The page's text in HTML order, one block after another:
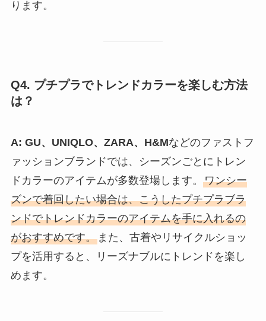
ります。
Q4. プチプラでトレンドカラーを楽しむ方法
は？
A: GU、UNIQLO、ZARA、H&Mなどのファストフ
ァッションブランドでは、シーズンごとにトレン
ドカラーのアイテムが多数登場します。 ワンシー
ズンで着回したい場合は、こうしたプチプラブラ
ンドでトレンドカラーのアイテムを手に入れるの
がおすすめです。また、古着やリサイクルショッ
プを活用すると、リーズナブルにトレンドを楽し
めます。